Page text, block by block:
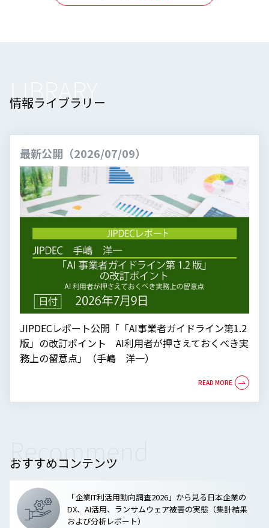
LIBRARY
情報ライブラリー
最新公開（2026/07/09）
JIPDECレポート公開「「AI事業者ガイドライン第1.2
版」の改訂ポイント AI利用者が押さえておくべき実
務上の留意点」（手嶋 洋一）
Recommend
おすすめコンテンツ
「企業IT利活用動向調査2026」から見る日本企業の
DX、AI活用、ランサムウェア被害の実態（集計結果
および分析レポート）